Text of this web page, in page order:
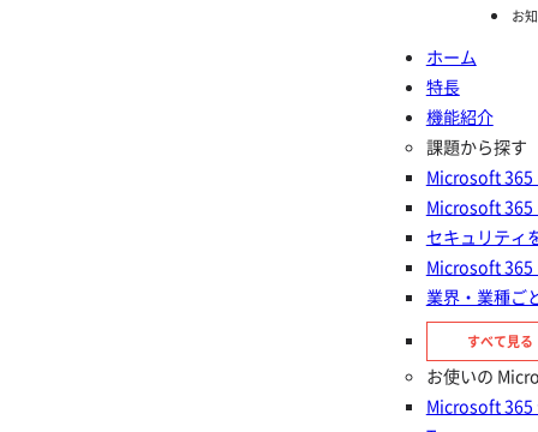
お
ホーム
特長
機能紹介
課題から探す
Microsoft 365
Microsoft 365
セキュリティ
Microsoft 365
業界・業種ご
すべて見る
お使いの
Microsoft 365
機能紹介
Policies for Microsoft
セキュリティポリシーを自動適用し、安全な